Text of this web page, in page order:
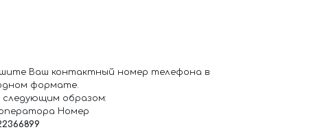
Ваш контактный номер телефона в
формате.
образом:
Номер